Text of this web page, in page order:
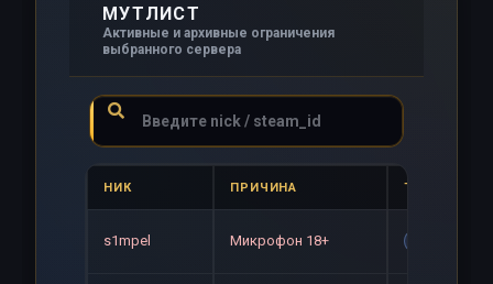
МУТЛИСТ
Активные и архивные ограничения
выбранного сервера
НИК ПРИЧИНА ТИП
s1mpel Микрофон 18+